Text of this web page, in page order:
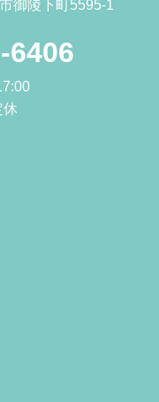
御陵下町5595-1
6406